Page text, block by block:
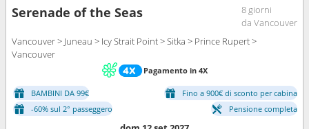
Serenade of the Seas
8 giorni
da Vancouver
Vancouver > Juneau > Icy Strait Point > Sitka > Prince Rupert >
Vancouver
Pagamento in 4X
BAMBINI DA 99€
Fino a 900€ di sconto per cabina
-60% sul 2° passeggero
Pensione completa